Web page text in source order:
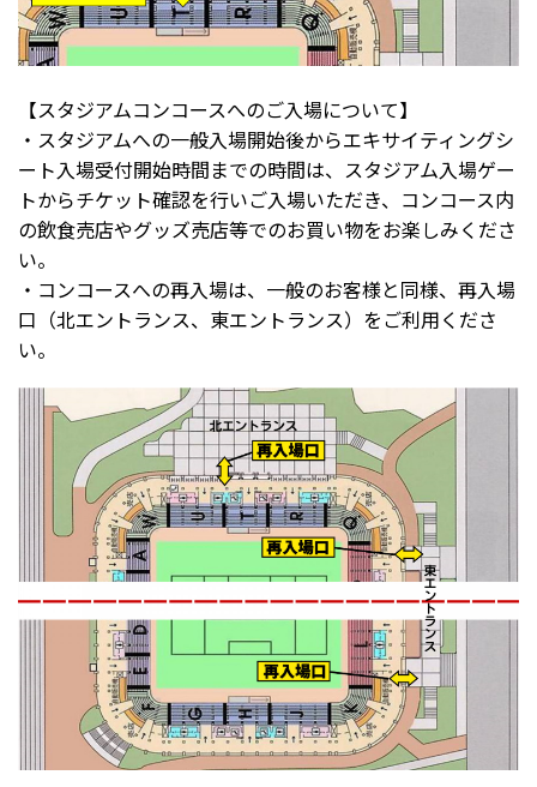
【スタジアムコンコースへのご入場について】
・スタジアムへの一般入場開始後からエキサイティングシ
ート入場受付開始時間までの時間は、スタジアム入場ゲー
トからチケット確認を行いご入場いただき、コンコース内
の飲食売店やグッズ売店等でのお買い物をお楽しみくださ
い。
・コンコースへの再入場は、一般のお客様と同様、再入場
口（北エントランス、東エントランス）をご利用くださ
い。